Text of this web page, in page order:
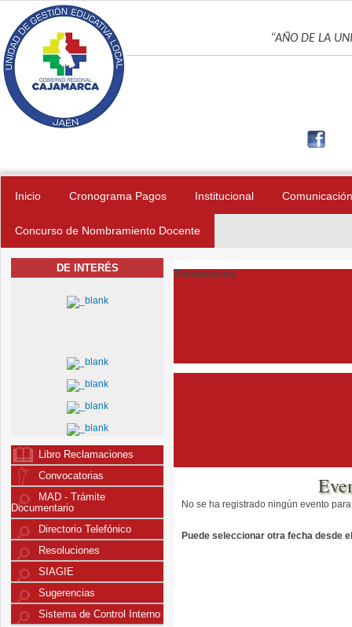
Pasar al contenido principal
“AÑO DE LA
Inicio Cronograma Pagos Institucional Comunicación
Concurso de Nombramiento Docente
DE INTERÉS
Libro Reclamaciones
Convocatorias
MAD - Trámite
Documentario
Directorio Telefónico
Resoluciones
SIAGIE
Sugerencias
Sistema de Control Interno
Transparencia
No se ha registrado ningún evento
Puede seleccionar otra fecha desde